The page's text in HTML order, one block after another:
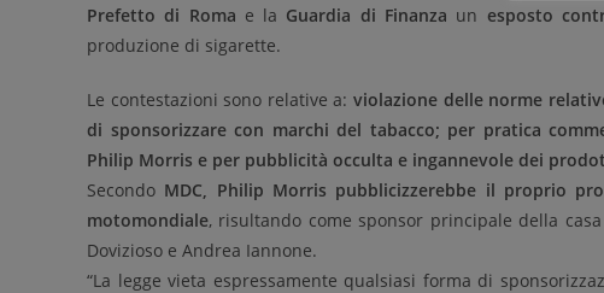
Prefetto di Roma e la Guardia di Finanza un esposto
produzione di sigarette.
Le contestazioni sono relative a:violazione delle norme
di sponsorizzare con marchi del tabacco; per pratica
Philip Morris e per pubblicità occulta e ingannevole dei
Secondo MDC, Philip Morris pubblicizzerebbe il proprio
motomondiale, risultando come sponsor principale della
Dovizioso e Andrea Iannone.
“La legge vieta espressamente qualsiasi forma di